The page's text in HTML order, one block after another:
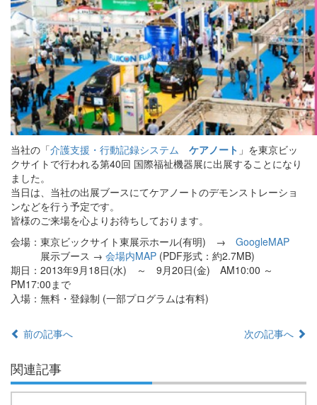
当社の「介護支援・行動記録システム ケアノート 」を東京ビッ
クサイトで行われる第40回 国際福祉機器展に出展することになり
ました。
当日は、当社の出展ブースにてケアノートのデモンストレーショ
ンなどを行う予定です。
皆様のご来場を心よりお待ちしております。
会場：東京ビックサイト東展示ホール(有明) → GoogleMAP
展示ブース → 会場内MAP (PDF形式：約2.7MB)
期日：2013年9月18日(水) ～ 9月20日(金) AM10:00 ～
PM17:00まで
入場：無料・登録制 (一部プログラムは有料)
前の記事へ 次の記事へ
関連記事